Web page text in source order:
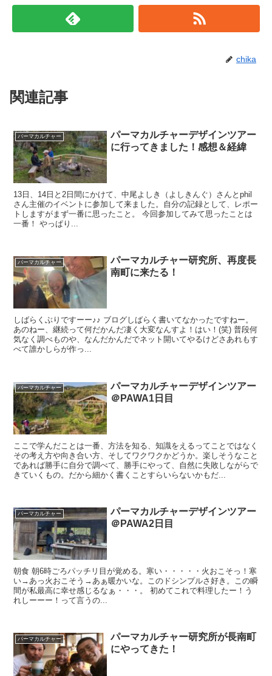
chika
関連記事
パーマカルチャー
パーマカルチャーデザインツアー
に行ってきました！感想＆経緯
13日、14日と2日間にかけて、中尾よしき（よしきんぐ）さんとphil
さん主催のイベントに参加して来ました。自分の記録として、レポー
トしますがまず一番に思ったこと。 今回参加してみて思ったことは
一番！ やっぱり...
パーマカルチャー
パーマカルチャー研究所、再度長
南町に来たる！
しばらくぶりですーー♪♪ ブログしばらく書いてなかったですねー。
あのねー、継続って何だかんだ凄く大変なんすよ！はい！(笑) 普段何
気なく調べものや、なんだかんだでネット開いてやるけどさあれもす
べて誰かしらが作っ...
パーマカルチャー
パーマカルチャーデザインツアー
＠PAWA1日目
ここで学んだことは一番、方法を知る、知識をえるってことではなく
その考え方や向き合い方、そしてワクワクかどうか。楽しそうなこと
であれば勝手に自分で調べて、勝手にやって、自然に失敗しながらで
きていくもの。だから細かく書くことすらいらないかもだ...
パーマカルチャー
パーマカルチャーデザインツアー
＠PAWA2日目
朝食 朝6時ごろパッチリ目が覚める。寒い・・・・・火おこそっ！寒
い→あっ火おこそう→あぁ暖かいな。このドシンプルさ好き。この瞬
間が私最高に幸せ感じるなぁ・・・。 初めてこれで料理したー！う
れしーーー！って言うの...
パーマカルチャー
パーマカルチャー研究所が長南町
にやってきた！